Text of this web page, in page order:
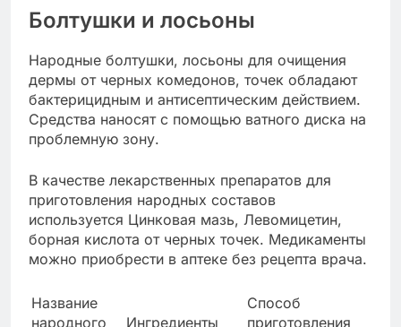
Болтушки и лосьоны
Народные болтушки, лосьоны для очищения
дермы от черных комедонов, точек обладают
бактерицидным и антисептическим действием.
Средства наносят с помощью ватного диска на
проблемную зону.
В качестве лекарственных препаратов для
приготовления народных составов
используется Цинковая мазь, Левомицетин,
борная кислота от черных точек. Медикаменты
можно приобрести в аптеке без рецепта врача.
Название
народного
Ингредиенты
Способ
приготовления